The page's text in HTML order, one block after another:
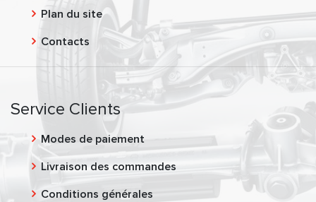
Plan du site
Contacts
Service Clients
Modes de paiement
Livraison des commandes
Conditions générales